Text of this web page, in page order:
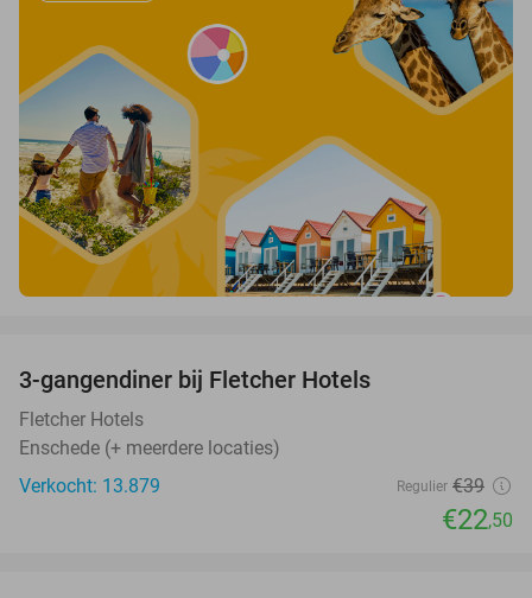
3-gangendiner bij Fletcher Hotels
Fletcher Hotels
Enschede (+ meerdere locaties)
Verkocht: 13.879
Regulier €39
€22,50